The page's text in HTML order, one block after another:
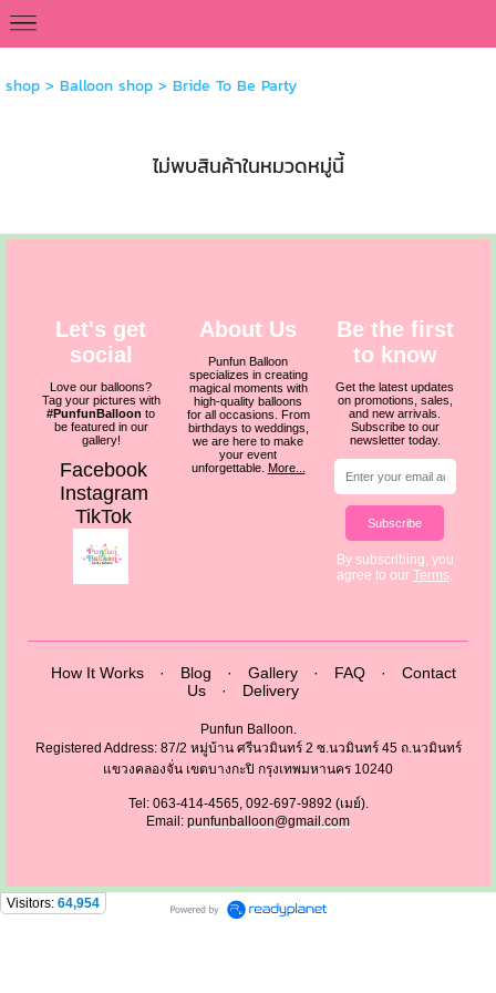
shop> Balloon shop> Bride To Be Party
ไม่พบสินค้าในหมวดหมู่นี้
Let's get
social
Love our balloons?
Tag your pictures with
#PunfunBalloon to
be featured in our
gallery!
Facebook
Instagram
TikTok
About Us
Punfun Balloon
specializes in creating
magical moments with
high-quality balloons
for all occasions. From
birthdays to weddings,
we are here to make
your event
unforgettable. More...
Be the first
to know
Get the latest updates
on promotions, sales,
and new arrivals.
Subscribe to our
newsletter today.
Subscribe
By subscribing, you
agree to ourTerms.
How It Works · Blog · Gallery · FAQ ·
Contact
Us
· Delivery
Punfun Balloon.
Registered Address: 87/2 หมู่บ้าน ศรีนวมินทร์ 2 ซ.นวมินทร์ 45 ถ.นวมินทร์
แขวงคลองจั่น เขตบางกะปิ กรุงเทพมหานคร 10240
Tel: 063-414-4565, 092-697-9892 (เมย์).
Email: punfunballoon@gmail.com
Visitors: 64,954